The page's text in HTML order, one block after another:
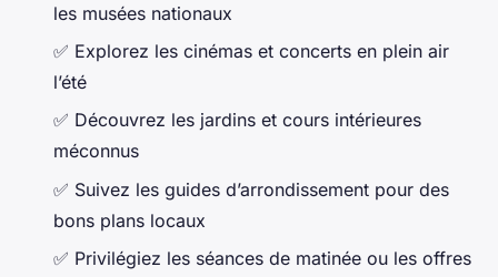
les musées nationaux
✅ Explorez les cinémas et concerts en plein air
l’été
✅ Découvrez les jardins et cours intérieures
méconnus
✅ Suivez les guides d’arrondissement pour des
bons plans locaux
✅ Privilégiez les séances de matinée ou les offres